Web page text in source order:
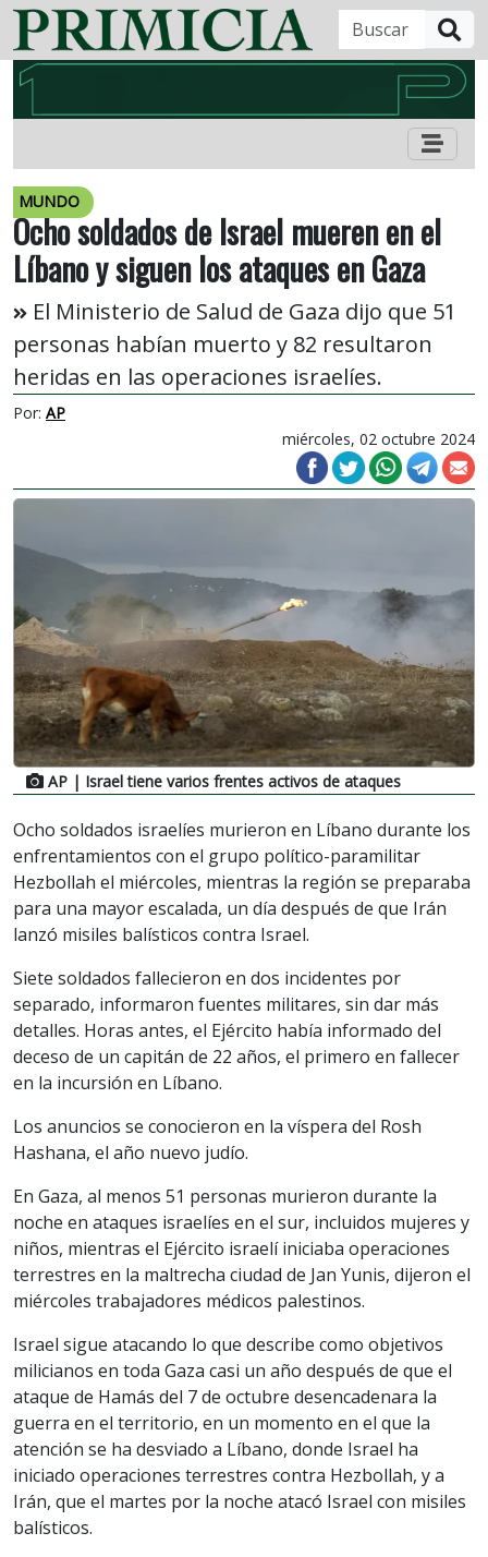
MUNDO
Ocho soldados de Israel mueren en el
Líbano y siguen los ataques en Gaza
El Ministerio de Salud de Gaza dijo que 51
personas habían muerto y 82 resultaron
heridas en las operaciones israelíes.
Por: AP
miércoles, 02 octubre 2024
AP | Israel tiene varios frentes activos de ataques
Ocho soldados israelíes murieron en Líbano durante los
enfrentamientos con el grupo político-paramilitar
Hezbollah el miércoles, mientras la región se preparaba
para una mayor escalada, un día después de que Irán
lanzó misiles balísticos contra Israel.
Siete soldados fallecieron en dos incidentes por
separado, informaron fuentes militares, sin dar más
detalles. Horas antes, el Ejército había informado del
deceso de un capitán de 22 años, el primero en fallecer
en la incursión en Líbano.
Los anuncios se conocieron en la víspera del Rosh
Hashana, el año nuevo judío.
En Gaza, al menos 51 personas murieron durante la
noche en ataques israelíes en el sur, incluidos mujeres y
niños, mientras el Ejército israelí iniciaba operaciones
terrestres en la maltrecha ciudad de Jan Yunis, dijeron el
miércoles trabajadores médicos palestinos.
Israel sigue atacando lo que describe como objetivos
milicianos en toda Gaza casi un año después de que el
ataque de Hamás del 7 de octubre desencadenara la
guerra en el territorio, en un momento en el que la
atención se ha desviado a Líbano, donde Israel ha
iniciado operaciones terrestres contra Hezbollah, y a
Irán, que el martes por la noche atacó Israel con misiles
balísticos.